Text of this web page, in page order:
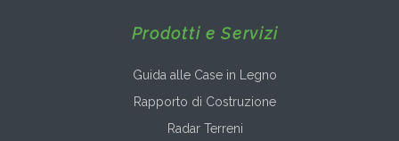
Prodotti e Servizi
Guida alle Case in Legno
Rapporto di Costruzione
Radar Terreni